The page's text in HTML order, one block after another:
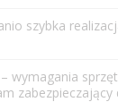
szybka
wymagania